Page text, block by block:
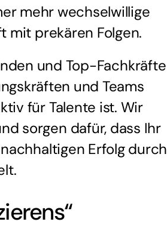
mehr wechselwillige
mit prekären Folgen.
und Top-Fachkräfte
und Teams
für Talente ist. Wir
sorgen dafür, dass Ihr
Erfolg durch